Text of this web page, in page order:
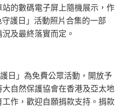
的數碼電子屏上隨機展示，作
護日」活動照片合集的一部
及最終落實而定。
日」為免費公眾活動，開放予
自然保護協會在香港及亞太地
作，歡迎自願捐款支持。捐款